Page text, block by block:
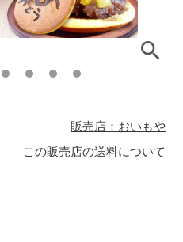
販売店：おいもや
この販売店の送料について